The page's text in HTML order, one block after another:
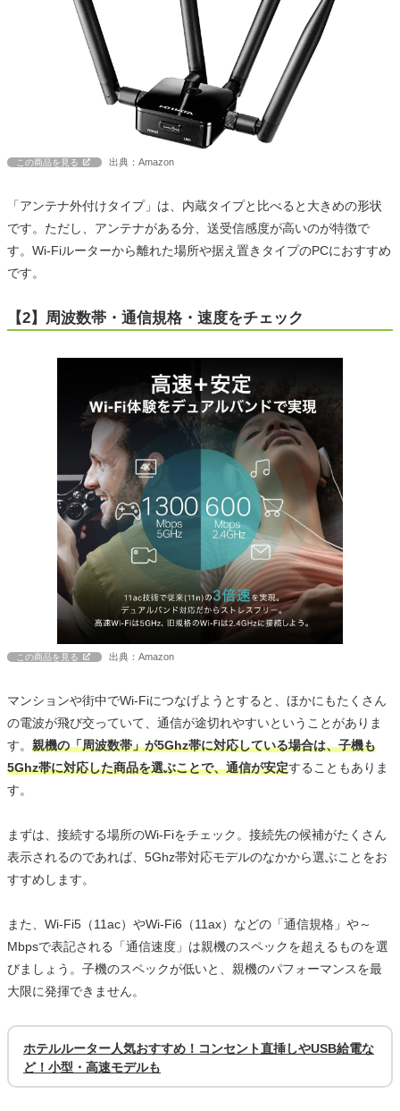
この商品を見る 出典：Amazon
「アンテナ外付けタイプ」は、内蔵タイプと比べると大きめの形状
です。ただし、アンテナがある分、送受信感度が高いのが特徴で
す。Wi-Fiルーターから離れた場所や据え置きタイプのPCにおすすめ
です。
【2】周波数帯・通信規格・速度をチェック
この商品を見る 出典：Amazon
マンションや街中でWi-Fiにつなげようとすると、ほかにもたくさん
の電波が飛び交っていて、通信が途切れやすいということがありま
す。 親機の「周波数帯」が5Ghz帯に対応している場合は、子機も
5Ghz帯に対応した商品を選ぶことで、通信が安定することもありま
す。
まずは、接続する場所のWi-Fiをチェック。接続先の候補がたくさん
表示されるのであれば、5Ghz帯対応モデルのなかから選ぶことをお
すすめします。
また、Wi-Fi5（11ac）やWi-Fi6（11ax）などの「通信規格」や～
Mbpsで表記される「通信速度」は親機のスペックを超えるものを選
びましょう。子機のスペックが低いと、親機のパフォーマンスを最
大限に発揮できません。
ホテルルーター人気おすすめ！コンセント直挿しやUSB給電な
ど！小型・高速モデルも